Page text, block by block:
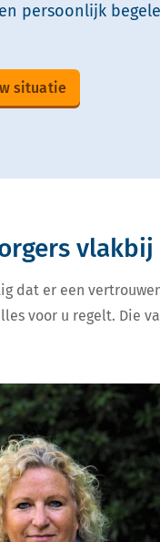
persoonlijk
situatie
vlakbij
dat er een
voor u regelt. Die